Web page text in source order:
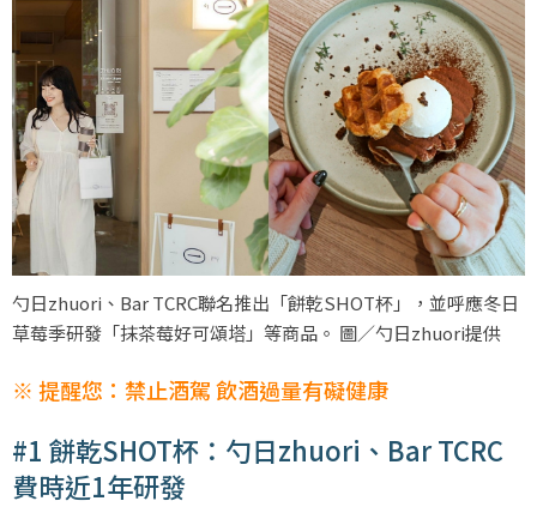
勺日zhuori、Bar TCRC聯名推出「餅乾SHOT杯」，並呼應冬日
草莓季研發「抹茶莓好可頌塔」等商品。 圖／勺日zhuori提供
※ 提醒您：禁止酒駕 飲酒過量有礙健康
#1 餅乾SHOT杯：勺日zhuori、Bar TCRC
費時近1年研發